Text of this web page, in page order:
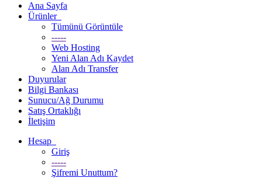
Ana Sayfa
Ürünler
Tümünü Görüntüle
-----
Web Hosting
Yeni Alan Adı Kaydet
Alan Adı Transfer
Duyurular
Bilgi Bankası
Sunucu/Ağ Durumu
Satış Ortaklığı
İletişim
Hesap
Giriş
-----
Şifremi Unuttum?